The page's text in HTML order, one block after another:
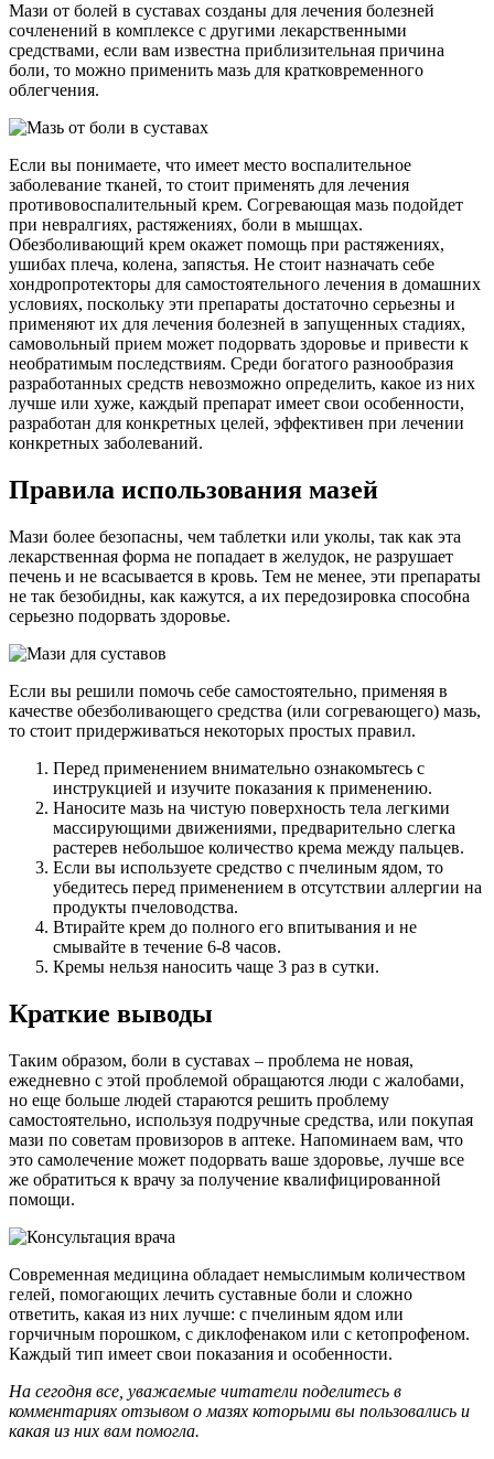
Мази от болей в суставах созданы для лечения болезней
сочленений в комплексе с другими лекарственными
средствами, если вам известна приблизительная причина
боли, то можно применить мазь для кратковременного
облегчения.
Если вы понимаете, что имеет место воспалительное
заболевание тканей, то стоит применять для лечения
противовоспалительный крем. Согревающая мазь подойдет
при невралгиях, растяжениях, боли в мышцах.
Обезболивающий крем окажет помощь при растяжениях,
ушибах плеча, колена, запястья. Не стоит назначать себе
хондропротекторы для самостоятельного лечения в домашних
условиях, поскольку эти препараты достаточно серьезны и
применяют их для лечения болезней в запущенных стадиях,
самовольный прием может подорвать здоровье и привести к
необратимым последствиям. Среди богатого разнообразия
разработанных средств невозможно определить, какое из них
лучше или хуже, каждый препарат имеет свои особенности,
разработан для конкретных целей, эффективен при лечении
конкретных заболеваний.
Правила использования мазей
Мази более безопасны, чем таблетки или уколы, так как эта
лекарственная форма не попадает в желудок, не разрушает
печень и не всасывается в кровь. Тем не менее, эти препараты
не так безобидны, как кажутся, а их передозировка способна
серьезно подорвать здоровье.
Если вы решили помочь себе самостоятельно, применяя в
качестве обезболивающего средства (или согревающего) мазь,
то стоит придерживаться некоторых простых правил.
Перед применением внимательно ознакомьтесь с
инструкцией и изучите показания к применению.
Наносите мазь на чистую поверхность тела легкими
массирующими движениями, предварительно слегка
растерев небольшое количество крема между пальцев.
Если вы используете средство с пчелиным ядом, то
убедитесь перед применением в отсутствии аллергии на
продукты пчеловодства.
Втирайте крем до полного его впитывания и не
смывайте в течение 6-8 часов.
Кремы нельзя наносить чаще 3 раз в сутки.
Краткие выводы
Таким образом, боли в суставах – проблема не новая,
ежедневно с этой проблемой обращаются люди с жалобами,
но еще больше людей стараются решить проблему
самостоятельно, используя подручные средства, или покупая
мази по советам провизоров в аптеке. Напоминаем вам, что
это самолечение может подорвать ваше здоровье, лучше все
же обратиться к врачу за получение квалифицированной
помощи.
Современная медицина обладает немыслимым количеством
гелей, помогающих лечить суставные боли и сложно
ответить, какая из них лучше: с пчелиным ядом или
горчичным порошком, с диклофенаком или с кетопрофеном.
Каждый тип имеет свои показания и особенности.
На сегодня все, уважаемые читатели поделитесь в
комментариях отзывом о мазях которыми вы пользовались и
какая из них вам помогла.